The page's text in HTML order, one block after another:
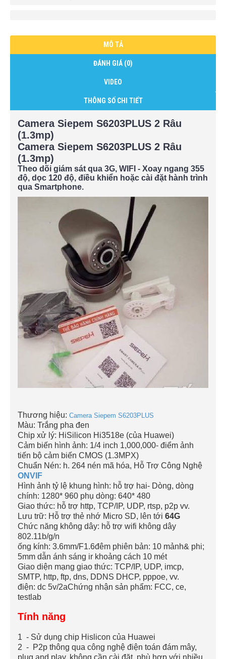
MÔ TẢ
ĐÁNH GIÁ (0)
VIDEO
THÔNG SỐ CHI TIẾT
Camera Siepem S6203PLUS 2 Râu
(1.3mp)
Camera Siepem S6203PLUS 2 Râu
(1.3mp)
Theo dõi giám sát qua 3G, WIFI - Xoay ngang 355
độ, dọc 120 độ, điều khiển hoặc cài đặt hành trình
qua Smartphone.
Thương hiệu: Camera Siepem S6203PLUS
Màu: Trắng pha đen
Chip xử lý: HiSilicon Hi3518e (của Huawei)
Cảm biến hình ảnh: 1/4 inch 1,000,000- điểm ảnh
tiến bộ cảm biến CMOS (1.3MPX)
Chuẩn Nén: h. 264 nén mã hóa, Hỗ Trợ Công Nghệ
ONVIF
Hình ảnh tỷ lệ khung hình: hỗ trợ hai- Dòng, dòng
chính: 1280* 960 phụ dòng: 640* 480
Giao thức: hỗ trợ http, TCP/IP, UDP, rtsp, p2p vv.
Lưu trữ: Hỗ trợ thẻ nhớ Micro SD, lên tới 64G
Chức năng không dây: hỗ trợ wifi không dây
802.11b/g/n
ống kính: 3.6mm/F1.6đêm phiên bản: 10 mảnh& phi;
5mm dẫn ánh sáng ir khoảng cách 10 mét
Giao diện mạng giao thức: TCP/IP, UDP, imcp,
SMTP, http, ftp, dns, DDNS DHCP, pppoe, vv.
điện: dc 5v/2aChứng nhận sản phẩm: FCC, ce,
testlab
Tính năng
1 - Sử dụng chip Hislicon của Huawei
2 - P2p thông qua công nghệ điện toán đám mây,
plug and play, không cần cài đặt, phù hợp với nhiều